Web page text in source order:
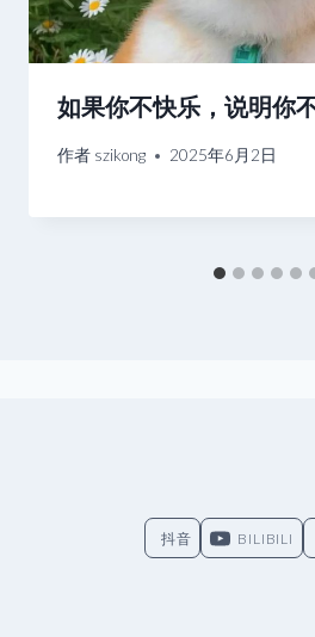
如果你不快乐，说明你
作者 szikong 2025年6月2日
抖音 BILIBILI